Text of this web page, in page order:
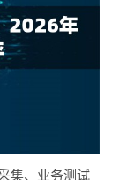
集、业务测试